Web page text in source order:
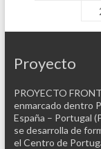
Proyecto
PROYECTO
enmarcado dentro
España – Portugal
se desarrolla de
el Centro de